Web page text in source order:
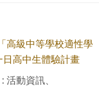
高級中等學校適性學
高中生體驗計畫
活動資訊、